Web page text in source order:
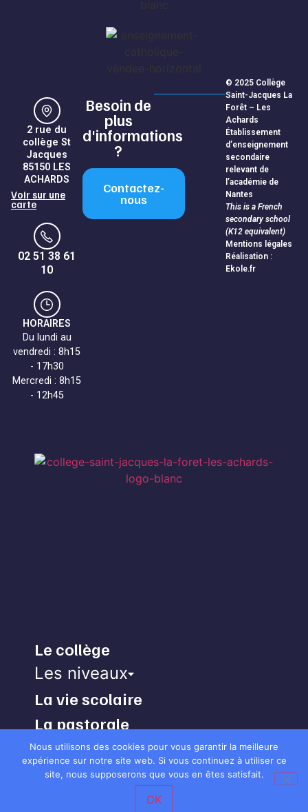
Menu de la
2 rue du
collège St
Jacques
85150 LES
ACHARDS
Voir sur une
carte
02 51 38 61
10
HORAIRES
Du lundi au
vendredi : 8h15
- 17h30
Mercredi : 8h15
- 12h45
Besoin de
plus
d'informations
?
Contactez-
nous
© 2025 Collège
Saint-Jacques La
Forêt – Les
Achards
Établissement
d’enseignement
secondaire
relevant de
l’académie de
Nantes
This is a French
secondary school
(K12 equivalent)
Mentions légales
Réalisation :
Ekole.fr
Le collège
Les niveaux
La vie scolaire
La pastorale
Activités
École
Nous utilisons des cookies pour vous garantir la meilleure
expérience sur notre site web. Si vous continuez à utiliser ce
site, nous supposerons que vous en êtes satisfait.
OK
Engagé pour l’environnement : compensation de l’impact